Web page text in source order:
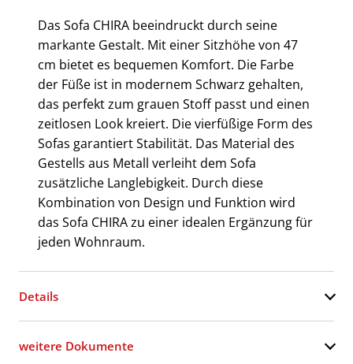
Das Sofa CHIRA beeindruckt durch seine
markante Gestalt. Mit einer Sitzhöhe von 47
cm bietet es bequemen Komfort. Die Farbe
der Füße ist in modernem Schwarz gehalten,
das perfekt zum grauen Stoff passt und einen
zeitlosen Look kreiert. Die vierfüßige Form des
Sofas garantiert Stabilität. Das Material des
Gestells aus Metall verleiht dem Sofa
zusätzliche Langlebigkeit. Durch diese
Kombination von Design und Funktion wird
das Sofa CHIRA zu einer idealen Ergänzung für
jeden Wohnraum.
Details
weitere Dokumente